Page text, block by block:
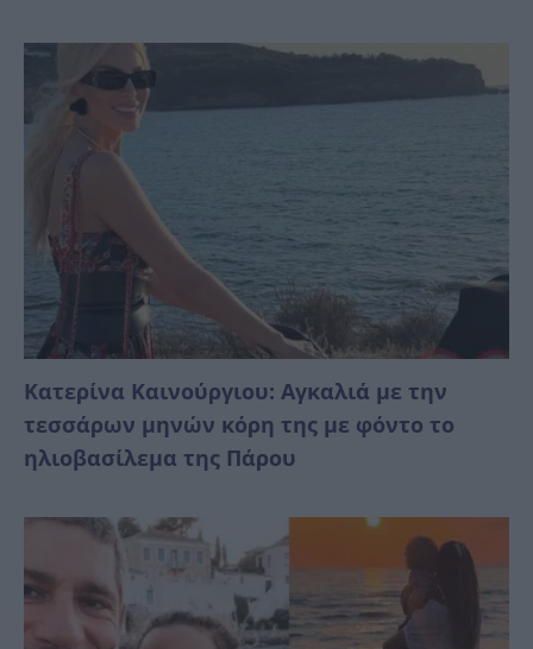
Κατερίνα Καινούργιου: Αγκαλιά με την
τεσσάρων μηνών κόρη της με φόντο το
ηλιοβασίλεμα της Πάρου